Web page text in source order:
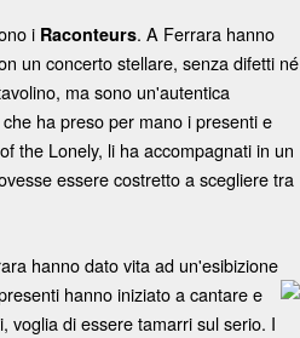
i Raconteurs. A Ferrara hanno
un concerto stellare, senza difetti né
ma sono un'autentica
ha preso per mano i presenti e
the Lonely, li ha accompagnati in un
essere costretto a scegliere tra
hanno dato vita ad un'esibizione
hanno iniziato a cantare e
voglia di essere tamarri sul serio. I